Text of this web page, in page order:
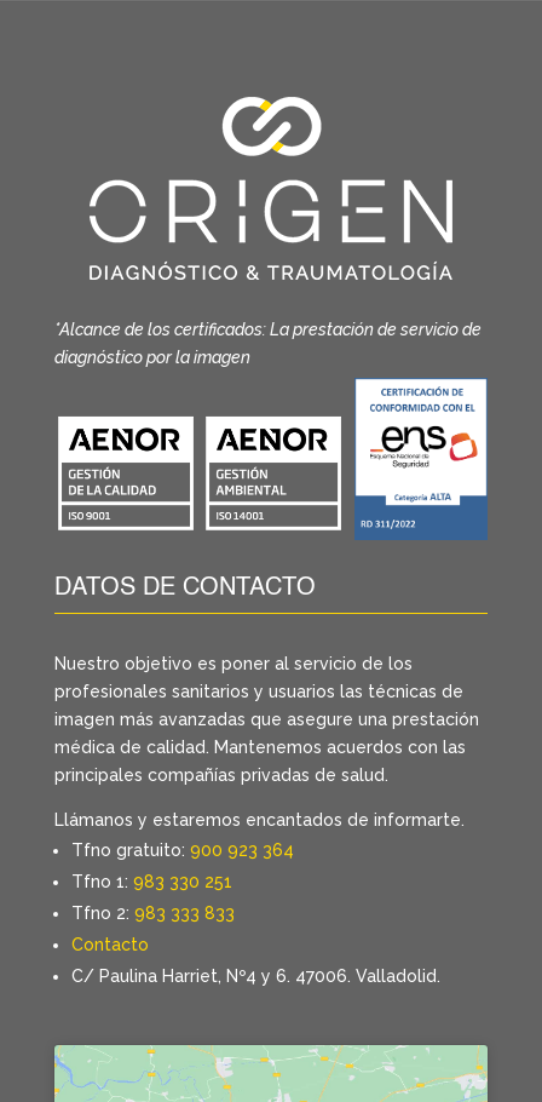
*Alcance de los certificados: La prestación de servicio de
diagnóstico por la imagen
DATOS DE CONTACTO
Nuestro objetivo es poner al servicio de los
profesionales sanitarios y usuarios las técnicas de
imagen más avanzadas que asegure una prestación
médica de calidad. Mantenemos acuerdos con las
principales compañías privadas de salud.
Llámanos y estaremos encantados de informarte.
Tfno gratuito: 900 923 364
Tfno 1: 983 330 251
Tfno 2: 983 333 833
Contacto
C/ Paulina Harriet, Nº4 y 6. 47006. Valladolid.